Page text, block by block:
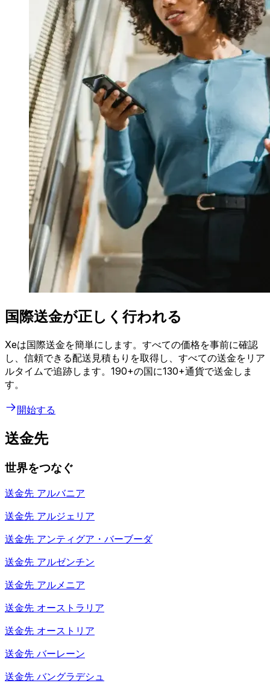
国際送金が正しく行われる
Xeは国際送金を簡単にします。すべての価格を事前に確認
し、信頼できる配送見積もりを取得し、すべての送金をリア
ルタイムで追跡します。190+の国に130+通貨で送金しま
す。
開始する
送金先
世界をつなぐ
送金先 アルバニア
送金先 アルジェリア
送金先 アンティグア・バーブーダ
送金先 アルゼンチン
送金先 アルメニア
送金先 オーストラリア
送金先 オーストリア
送金先 バーレーン
送金先 バングラデシュ